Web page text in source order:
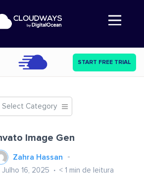
Abre a navegação
START FREE TRIAL
Select Category
Image Gen
Zahra Hassan
16, 2025 < 1 min de leitura